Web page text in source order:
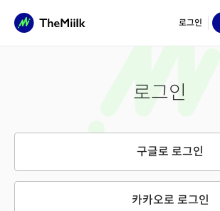
로그인
로그인
구글로 로그인
카카오로 로그인